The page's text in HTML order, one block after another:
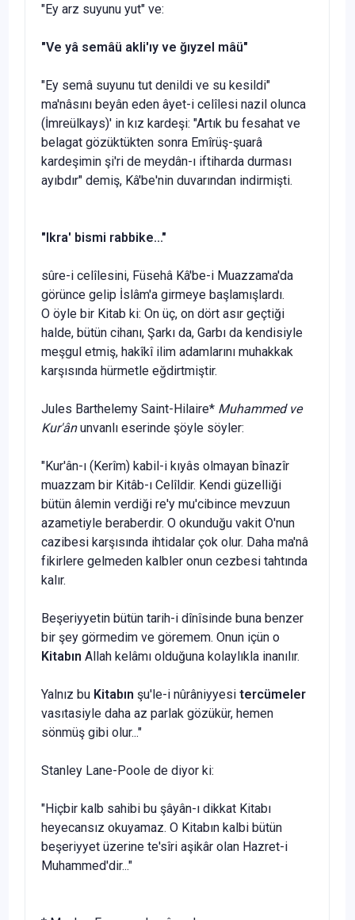
"Ey arz suyunu yut" ve:
"Ve yâ semâü akli'ıy ve ğıyzel mâü"
"Ey semâ suyunu tut denildi ve su kesildi"
ma'nâsını beyân eden âyet-i celîlesi nazil olunca
(İmreülkays)' in kız kardeşi: "Artık bu fesahat ve
belagat gözüktükten sonra Emîrüş-şuarâ
kardeşimin şi'ri de meydân-ı iftiharda durması
ayıbdır" demiş, Kâ'be'nin duvarından indirmişti.
"Ikra' bismi rabbike..."
sûre-i celîlesini, Füsehâ Kâ'be-i Muazzama'da
görünce gelip İs­lâm'a girmeye başlamışlardı.
O öyle bir Kitab ki: On üç, on dört asır geçtiği
halde, bü­tün cihanı, Şarkı da, Garbı da kendisiyle
meşgul etmiş, hakîkî ilim adamlarını muhakkak
karşısında hürmetle eğdirtmiştir.
Jules Barthelemy Saint-Hilaire* Muhammed ve
Kur'ânun­vanlı eserinde şöyle söyler:
"Kur'ân-ı (Kerîm) kabil-i kıyâs olmayan bînazîr
muazzam bir Kitâb-ı Celîldir. Kendi güzelliği
bütün âlemin verdiği re'y mu'cibince mevzuun
azametiyle beraberdir. O okunduğu vakit O'nun
cazibesi karşısında ihtidalar çok olur. Daha ma'nâ
fikir­lere gelmeden kalbler onun cezbesi tahtında
kalır.
Beşeriyyetin bütün tarih-i dînîsinde buna benzer
bir şey görmedim ve göremem. Onun içün o
Kitabın Allah kelâmı ol­duğuna kolaylıkla inanılır.
Yalnız bu Kitabın şu'le-i nûrâniyyesi tercümeler
vasıtasiyle daha az parlak gözükür, hemen
sönmüş gibi olur..."
Stanley Lane-Poole de diyor ki:
"Hiçbir kalb sahibi bu şâyân-ı dikkat Kitabı
heyecansız okuyamaz. O Kitabın kalbi bütün
beşeriyyet üzerine te'sîri aşi­kâr olan Hazret-i
Muhammed'dir..."